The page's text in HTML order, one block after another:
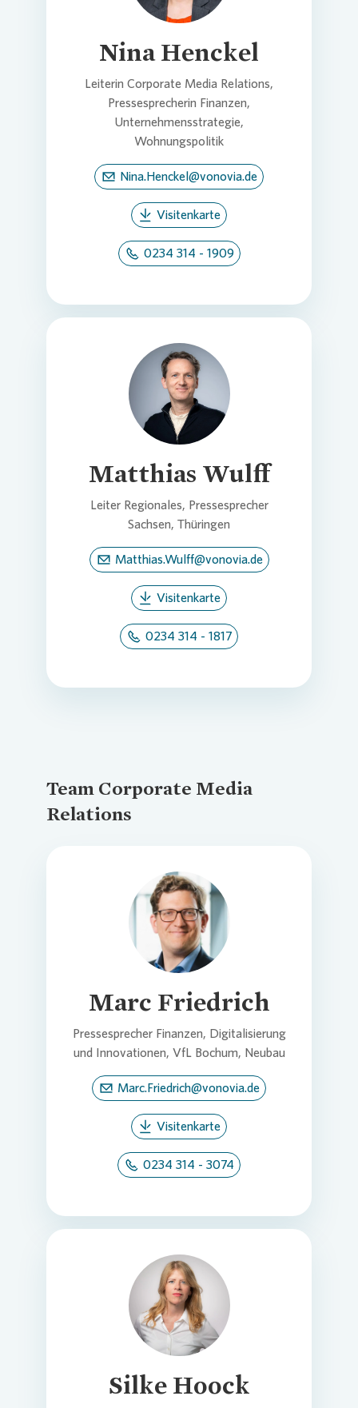
Nina Henckel
Leiterin Corporate Media Relations,
Pressesprecherin Finanzen,
Unternehmensstrategie,
Wohnungspolitik
Nina.Henckel@vonovia.de
Visitenkarte
0234 314 - 1909
Loading...
Matthias Wulff
Leiter Regionales, Pressesprecher
Sachsen, Thüringen
Matthias.Wulff@vonovia.de
Visitenkarte
0234 314 - 1817
Team Corporate Media
Relations
Loading...
Marc Friedrich
Pressesprecher Finanzen, Digitalisierung
und Innovationen, VfL Bochum, Neubau
Marc.Friedrich@vonovia.de
Visitenkarte
0234 314 - 3074
Loading...
Silke Hoock